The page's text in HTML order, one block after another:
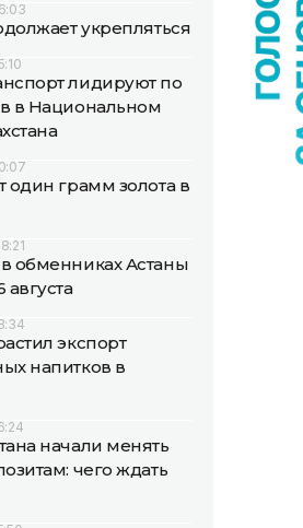
укрепляться
лидируют по
в Национальном
один грамм золота в
обменниках Астаны
экспорт
напитков в
начали менять
чего ждать